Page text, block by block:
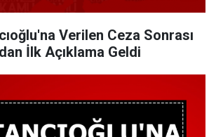
Verilen Ceza Sonrası
İlk Açıklama Geldi